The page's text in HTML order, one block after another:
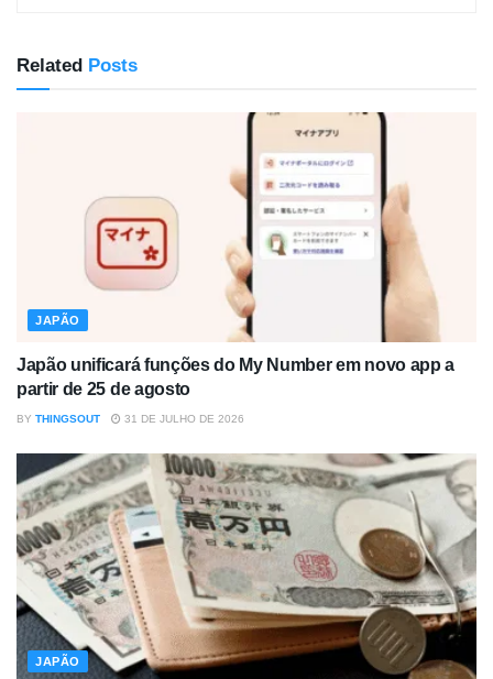
Related Posts
JAPÃO
Japão unificará funções do My Number em novo app a
partir de 25 de agosto
BY THINGSOUT 31 DE JULHO DE 2026
JAPÃO